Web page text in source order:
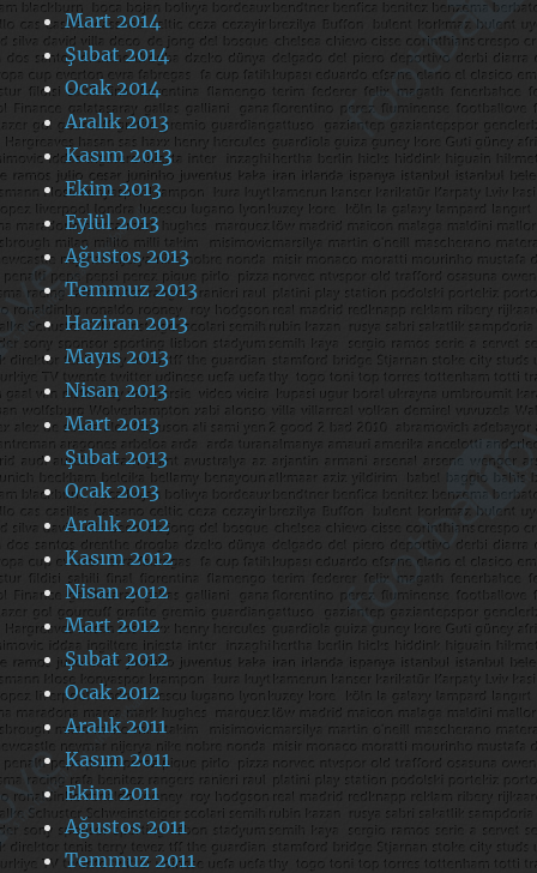
Mart 2014
Şubat 2014
Ocak 2014
Aralık 2013
Kasım 2013
Ekim 2013
Eylül 2013
Ağustos 2013
Temmuz 2013
Haziran 2013
Mayıs 2013
Nisan 2013
Mart 2013
Şubat 2013
Ocak 2013
Aralık 2012
Kasım 2012
Nisan 2012
Mart 2012
Şubat 2012
Ocak 2012
Aralık 2011
Kasım 2011
Ekim 2011
Ağustos 2011
Temmuz 2011